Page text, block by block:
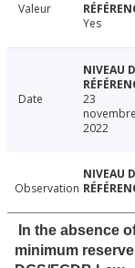
Valeur
Yes
Date
23
novembre
2022
Observation
In the absence
minimum